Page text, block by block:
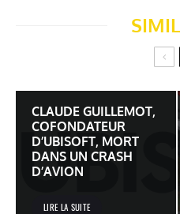
CLAUDE GUILLEMOT,
COFONDATEUR
D’UBISOFT, MORT
DANS UN CRASH
D’AVION
LIRE LA SUITE